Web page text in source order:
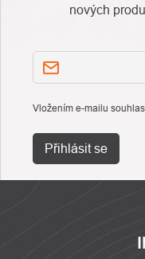
nových
Vložením e-mailu
Přihlásit se